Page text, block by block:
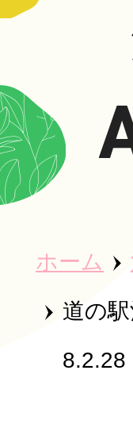
ホーム
道の
8.2.28